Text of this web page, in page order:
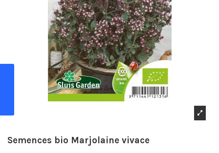
Semences bio Marjolaine vivace